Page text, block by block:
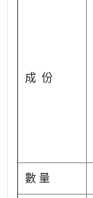
成 份
數 量